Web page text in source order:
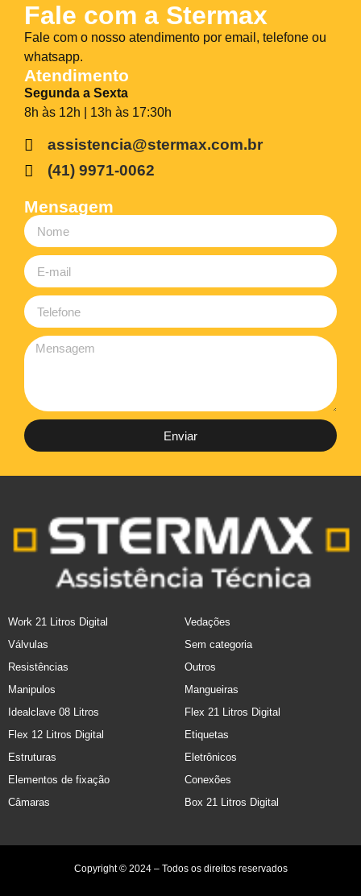
Fale com a Stermax
Fale com o nosso atendimento por email, telefone ou
whatsapp.
Atendimento
Segunda a Sexta
8h às 12h | 13h às 17:30h
assistencia@stermax.com.br
(41) 9971-0062
Mensagem
Enviar
Work 21 Litros Digital
Vedações
Válvulas
Sem categoria
Resistências
Outros
Manipulos
Mangueiras
Idealclave 08 Litros
Flex 21 Litros Digital
Flex 12 Litros Digital
Etiquetas
Estruturas
Eletrônicos
Elementos de fixação
Conexões
Câmaras
Box 21 Litros Digital
Copyright © 2024 – Todos os direitos reservados